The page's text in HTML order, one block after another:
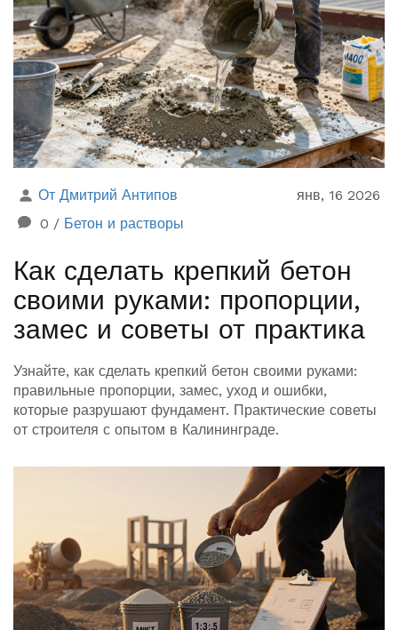
От Дмитрий Антипов
янв, 16 2026
0 / Бетон и растворы
Как сделать крепкий бетон
своими руками: пропорции,
замес и советы от практика
Узнайте, как сделать крепкий бетон своими руками:
правильные пропорции, замес, уход и ошибки,
которые разрушают фундамент. Практические советы
от строителя с опытом в Калининграде.